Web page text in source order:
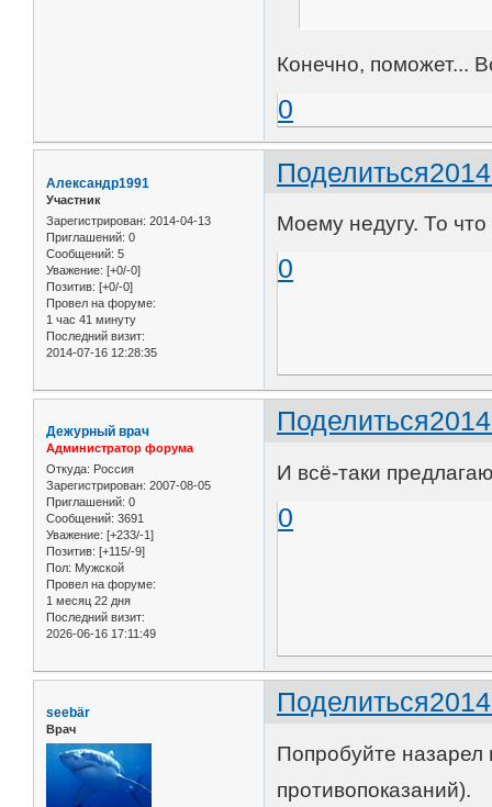
Конечно, поможет...
0
Поделиться
Александр1991
Участник
Зарегистрирован: 2014-04-13
Приглашений: 0
Сообщений: 5
Уважение: [+0/-0]
Позитив: [+0/-0]
Провел на форуме:
1 час 41 минуту
Последний визит:
2014-07-16 12:28:35
Моему недугу. То
0
Поделиться
Дежурный врач
Администратор форума
Откуда: Россия
Зарегистрирован: 2007-08-05
Приглашений: 0
Сообщений: 3691
Уважение: [+233/-1]
Позитив: [+115/-9]
Пол: Мужской
Провел на форуме:
1 месяц 22 дня
Последний визит:
2026-06-16 17:11:49
И всё-таки
0
Поделиться
seebär
Врач
Попробуйте назарел
противопоказаний).